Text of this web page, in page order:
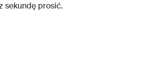
sekundę prosić.